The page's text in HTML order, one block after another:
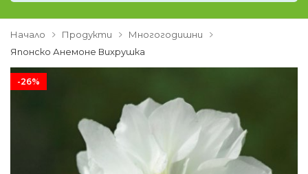
Начало Продукти
Многогодишни
Японско Анемоне Вихрушка
-26%